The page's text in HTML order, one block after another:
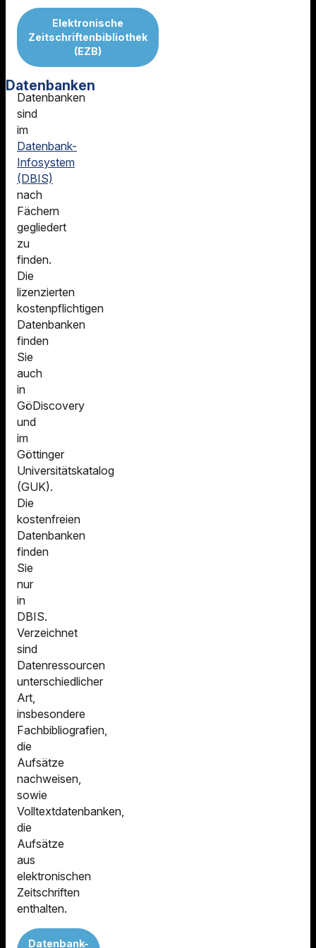
Elektronische
Zeitschriftenbibliothek
(EZB)
Datenbanken
Datenbanken
sind
im
Datenbank-
Infosystem
(DBIS)
nach
Fächern
gegliedert
zu
finden.
Die
lizenzierten
kostenpflichtigen
Datenbanken
finden
Sie
auch
in
GöDiscovery
und
im
Göttinger
Universitätskatalog
(GUK).
Die
kostenfreien
Datenbanken
finden
Sie
nur
in
DBIS.
Verzeichnet
sind
Datenressourcen
unterschiedlicher
Art,
insbesondere
Fachbibliografien,
die
Aufsätze
nachweisen,
sowie
Volltextdatenbanken,
die
Aufsätze
aus
elektronischen
Zeitschriften
enthalten.
Datenbank-